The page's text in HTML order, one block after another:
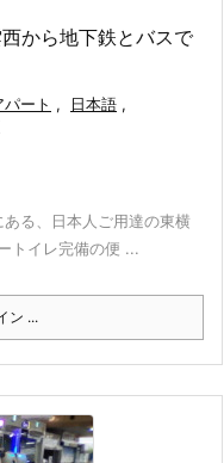
から地下鉄とバスで
ート , 日本語 ,
る、日本人ご用達の東横
トイレ完備の便 ...
ン ...